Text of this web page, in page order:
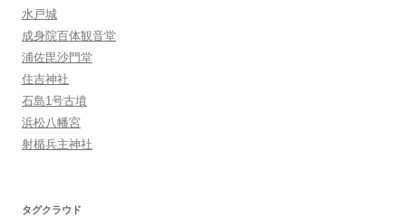
水戸城
成身院百体観音堂
浦佐毘沙門堂
住吉神社
石島1号古墳
浜松八幡宮
射楯兵主神社
タグクラウド